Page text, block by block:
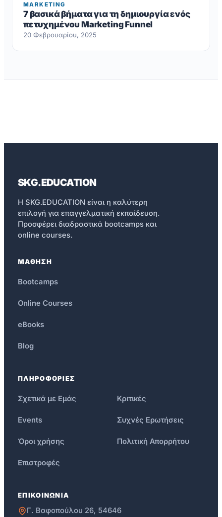
MARKETING
7 βασικά βήματα για τη δημιουργία ενός
πετυχημένου Marketing Funnel
20 Φεβρουαρίου, 2025
SKG.EDUCATION
Η SKG.EDUCATION είναι η καλύτερη
επιλογή για επαγγελματική εκπαίδευση.
Προσφέρει διαδραστικά bootcamps και
online courses.
ΜΑΘΗΣΗ
Bootcamps
Online Courses
eBooks
Blog
ΠΛΗΡΟΦΟΡΙΕΣ
Σχετικά με Εμάς Κριτικές
Events Συχνές Ερωτήσεις
Όροι χρήσης Πολιτική Απορρήτου
Επιστροφές
ΕΠΙΚΟΙΝΩΝΙΑ
Γ. Βαφοπούλου 26, 54646